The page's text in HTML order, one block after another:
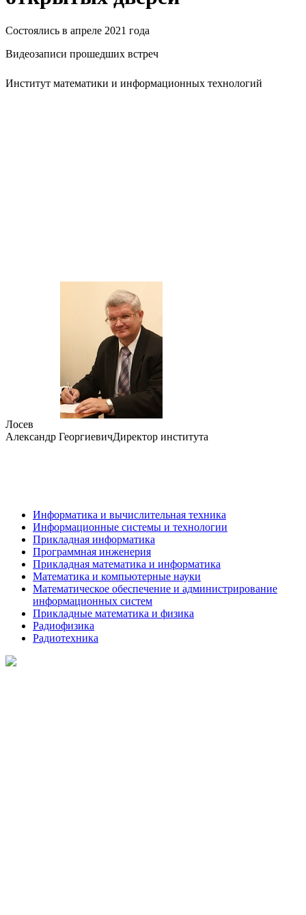
Состоялись в апреле 2021 года
Видеозаписи прошедших встреч
Институт математики и информационных технологий
Лосев
Александр ГеоргиевичДиректор института
Информатика и вычислительная техника
Информационные системы и технологии
Прикладная информатика
Программная инженерия
Прикладная математика и информатика
Математика и компьютерные науки
Математическое обеспечение и администрирование
информационных систем
Прикладные математика и физика
Радиофизика
Радиотехника